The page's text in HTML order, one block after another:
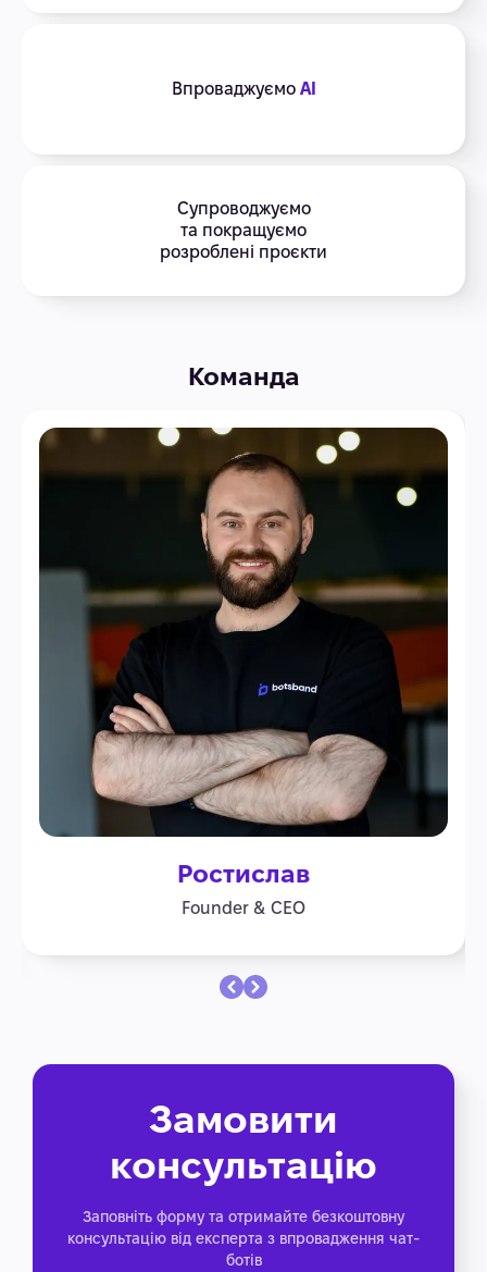
Впроваджуємо AI
Супроводжуємо
та покращуємо
розроблені проєкти
Команда
Ростислав
Founder & CEO
Замовити
консультацію
Заповніть форму та отримайте безкоштовну
консультацію від експерта з впровадження чат-
ботів